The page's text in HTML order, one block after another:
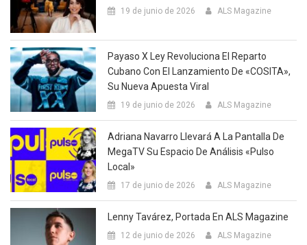
19 de junio de 2026 ALS Magazine
Payaso X Ley Revoluciona El Reparto
Cubano Con El Lanzamiento De «COSITA»,
Su Nueva Apuesta Viral
19 de junio de 2026 ALS Magazine
Adriana Navarro Llevará A La Pantalla De
MegaTV Su Espacio De Análisis «Pulso
Local»
17 de junio de 2026 ALS Magazine
Lenny Tavárez, Portada En ALS Magazine
12 de junio de 2026 ALS Magazine